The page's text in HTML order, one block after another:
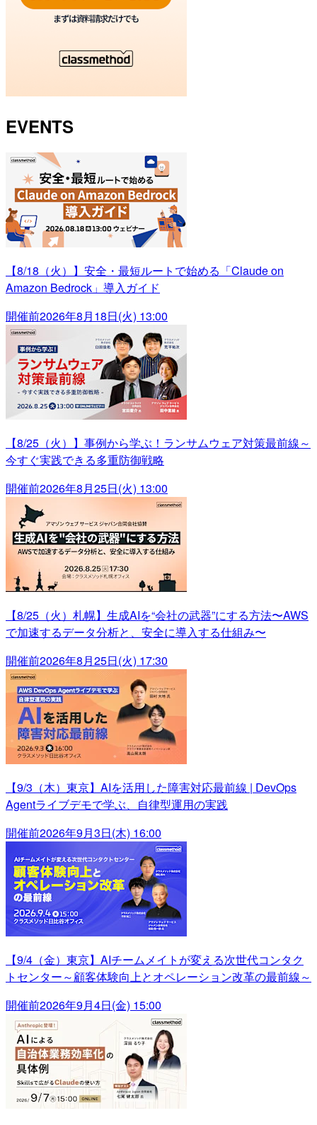
EVENTS
【8/18（火）】安全・最短ルートで始める「Claude on
Amazon Bedrock」導入ガイド
開催前2026年8月18日(火) 13:00
【8/25（火）】事例から学ぶ！ランサムウェア対策最前線～
今すぐ実践できる多重防御戦略
開催前2026年8月25日(火) 13:00
【8/25（火）札幌】生成AIを“会社の武器”にする方法〜AWS
で加速するデータ分析と、安全に導入する仕組み〜
開催前2026年8月25日(火) 17:30
【9/3（木）東京】AIを活用した障害対応最前線 | DevOps
Agentライブデモで学ぶ、自律型運用の実践
開催前2026年9月3日(木) 16:00
【9/4（金）東京】AIチームメイトが変える次世代コンタク
トセンター～顧客体験向上とオペレーション改革の最前線～
開催前2026年9月4日(金) 15:00